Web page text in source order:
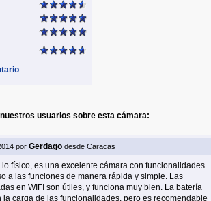
usuarios sobre esta cámara:
por Gerdago desde Caracas
lo físico, es una excelente cámara con funcionalidades
a las funciones de manera rápida y simple. Las
en WIFI son útiles, y funciona muy bien. La batería
la carga de las funcionalidades, pero es recomendable